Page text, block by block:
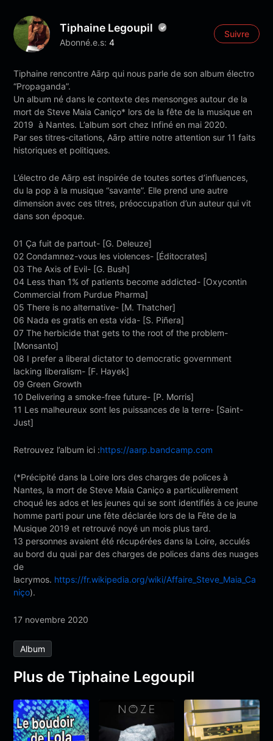
Tiphaine Legoupil
Abonné.e.s: 4
Suivre
Tiphaine rencontre Aārp qui nous parle de son album électro
“Propaganda”.
Un album né dans le contexte des mensonges autour de la
mort de Steve Maia Caniço* lors de la fête de la musique en
2019 à Nantes. L’album sort chez Infiné en mai 2020.
Par ses titres-citations, Aārp attire notre attention sur 11 faits
historiques et politiques.
L’électro de Aārp est inspirée de toutes sortes d’influences,
du la pop à la musique “savante”. Elle prend une autre
dimension avec ces titres, préoccupation d’un auteur qui vit
dans son époque.
01 Ça fuit de partout- [G. Deleuze]
02 Condamnez-vous les violences- [Éditocrates]
03 The Axis of Evil- [G. Bush]
04 Less than 1% of patients become addicted- [Oxycontin
Commercial from Purdue Pharma]
05 There is no alternative- [M. Thatcher]
06 Nada es gratis en esta vida- [S. Piñera]
07 The herbicide that gets to the root of the problem-
[Monsanto]
08 I prefer a liberal dictator to democratic government
lacking liberalism- [F. Hayek]
09 Green Growth
10 Delivering a smoke-free future- [P. Morris]
11 Les malheureux sont les puissances de la terre- [Saint-
Just]
Retrouvez l’album ici :https://aarp.bandcamp.com
(*Précipité dans la Loire lors des charges de polices à
Nantes, la mort de Steve Maia Caniço a particulièrement
choqué les ados et les jeunes qui se sont identifiés à ce jeune
homme parti pour une fête déclarée lors de la Fête de la
Musique 2019 et retrouvé noyé un mois plus tard.
13 personnes avaient été récupérées dans la Loire, acculés
au bord du quai par des charges de polices dans des nuages
de
lacrymos. https://fr.wikipedia.org/wiki/Affaire_Steve_Maia_Ca
niço).
17 novembre 2020
Album
Plus de Tiphaine Legoupil